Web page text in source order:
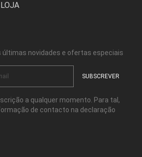
últimas novidades e ofertas especiais
a qualquer momento. Para tal,
de contacto na declaração